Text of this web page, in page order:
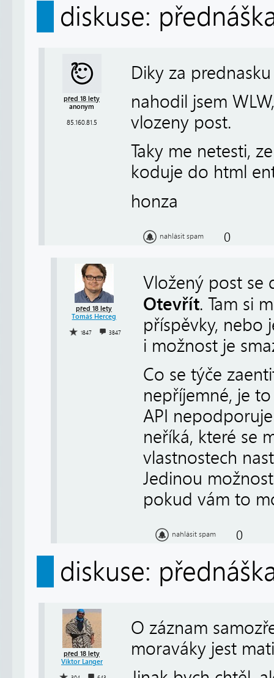
diskuse:
před 18 lety
anonym
85.160.81.5
Diky za
nahodil jsem
vlozeny post.
Taky me netesti,
koduje do html
honza
nahlásit spam 0
před 18 lety
Tomáš Herceg
1847 3847
Vložený post se
Otevřít. Tam si
příspěvky, nebo
i možnost je
Co se týče
nepříjemné, je
API
neříká, které se
vlastnostech
Jedinou
pokud vám to
nahlásit spam 0
diskuse:
před 18 lety
Viktor Langer
O záznam
moraváky jest